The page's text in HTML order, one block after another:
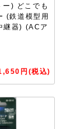
) どこでも
(鉄道模型用
継器) (ACア
円(税込)